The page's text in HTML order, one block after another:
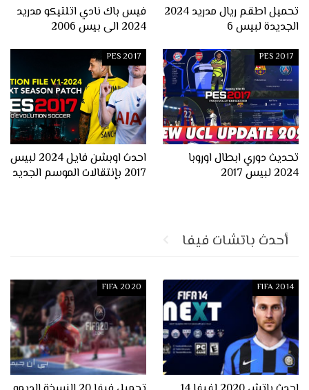
تحميل اطقم ريال مدريد 2024
الجديدة لبيس 6
فيس باك نادي اتلتيكو مدريد
2024 الى بيس 2006
PES 2017
تحديث دوري ابطال اوروبا
2024 لبيس 2017
PES 2017
احدث اوبشن فايل 2024 لبيس
2017 بإنتقالات الموسم الجديد
أحدث باتشات فيفا
FIFA 2014
FIFA 2020